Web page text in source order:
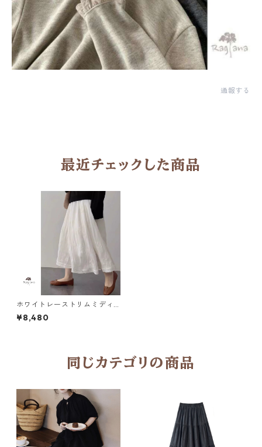
通報する
最近チェックした商品
ホワイトレーストリムミディ
スカート Y 25054
¥8,480
同じカテゴリの商品